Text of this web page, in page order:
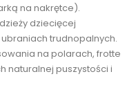
na nakrętce).
dziecięcej
trudnopalnych.
na polarach, frotte
naturalnej puszystości i